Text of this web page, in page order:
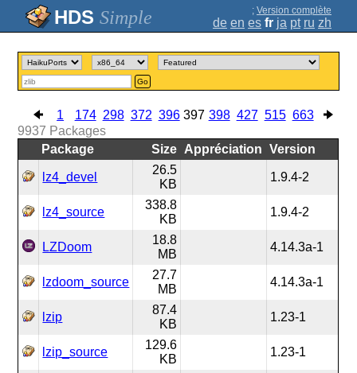
Simple ; Version complète
de en es fr ja pt ru zh
Go
1 174 298 372 396 397 398 427 515 663
9937 Packages
Package
Size Appréciation Version
lz4_devel
26.5
KB
1.9.4-2
lz4_source
338.8
KB
1.9.4-2
LZDoom
18.8
MB
4.14.3a-1
lzdoom_source
27.7
MB
4.14.3a-1
lzip
87.4
KB
1.23-1
lzip_source
129.6
KB
1.23-1